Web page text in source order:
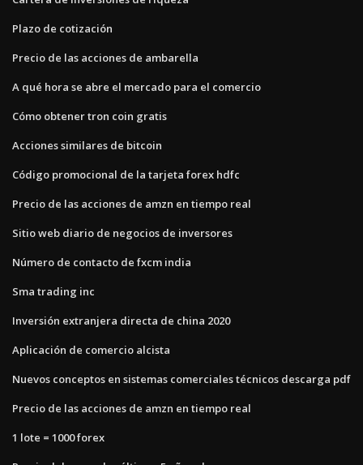
Plazo de cotización
Precio de las acciones de ambarella
A qué hora se abre el mercado para el comercio
Cómo obtener tron ​​coin gratis
Acciones similares de bitcoin
Código promocional de la tarjeta forex hdfc
Precio de las acciones de amzn en tiempo real
Sitio web diario de negocios de inversores
Número de contacto de fxcm india
Sma trading inc
Inversión extranjera directa de china 2020
Aplicación de comercio alcista
Nuevos conceptos en sistemas comerciales técnicos descarga pdf
Precio de las acciones de amzn en tiempo real
1 lote = 1000 forex